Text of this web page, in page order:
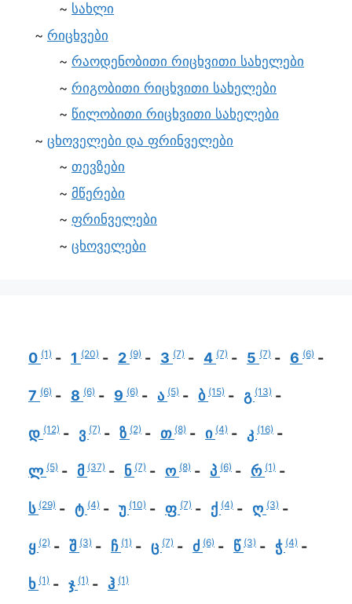
სახლი
რიცხვები
რაოდენობითი რიცხვითი სახელები
რიგობითი რიცხვითი სახელები
წილობითი რიცხვითი სახელები
ცხოველები და ფრინველები
თევზები
მწერები
ფრინველები
ცხოველები
0 (1) 1 (20) 2 (9) 3 (7) 4 (7) 5 (7) 6 (6)
7 (6) 8 (6) 9 (6) ა (5) ბ (15) გ (13)
დ (12) ვ (7) ზ (2) თ (8) ი (4) კ (16)
ლ (5) მ (37) ნ (7) ო (8) პ (6) რ (1)
ს (29) ტ (4) უ (10) ფ (7) ქ (4) ღ (3)
ყ (2) შ (3) ჩ (1) ც (7) ძ (6) წ (3) ჭ (4)
ხ (1) ჯ (1) ჰ (1)